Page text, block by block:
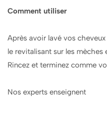
Comment utiliser
Après avoir lavé vos
le revitalisant sur les
Rincez et terminez comme
Nos experts enseignent